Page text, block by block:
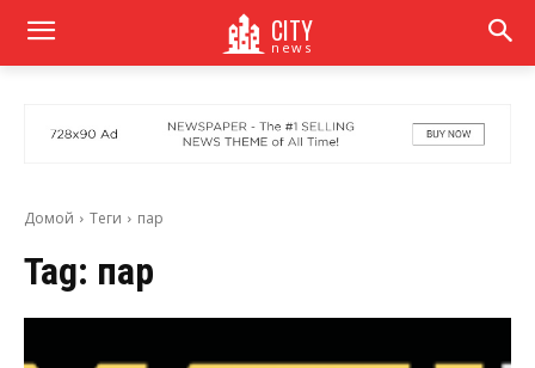
CITY
news
Домой Теги пар
Tag: пар